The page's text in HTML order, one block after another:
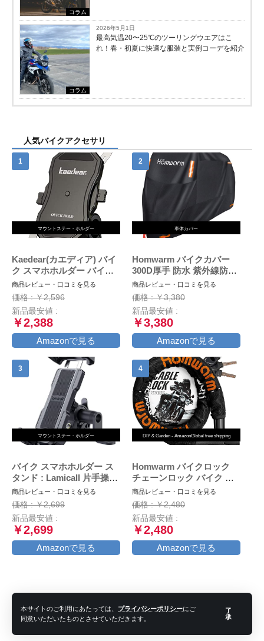
本サイトのご利用にあたっては、 プライバシーポリシーにご
同意いただいたものとさせていただきます。
了
承
コラム
コラム
2026年5月1日
最高気温20〜25℃のツーリングウエアはこ
れ！春・初夏に快適な服装と実例コーデを紹介
人気バイクアクセサリ
マウントステー・ホルダー
Kaedear(カエディア) バイ
ク スマホホルダー バイク
用スマホホルダー 携帯ホル
ダー 振動吸収 マウント 対
応 スマホ スタンド アルミ
製 マウント ハンドル ミラ
ー 原付 オートバイ 自転車
クイックホールド KDR-
M11C (Black)
商品レビュー・口コミを見る
価格 : ￥2,596
新品最安値 :
￥2,388
Amazonで見る
車体カバー
Homwarm バイクカバー
300D厚手 防水 紫外線防止
盗難防止 収納バッグ付き
(XXL, ブラック)
商品レビュー・口コミを見る
価格 : ￥3,380
新品最安値 :
￥3,380
Amazonで見る
マウントステー・ホルダー
バイク スマホホルダー ス
タンド : Lamicall 片手操作
オートバイ ワンタッチ ス
マートフォンホルダー, ミ
ラーマウント付き,バイク用
携帯ホルダー,原付 スマホ
ホルダー, motorcycle
phone mount, 360度回転,
振動吸収, iPhone15 15Plus
商品レビュー・口コミを見る
価格 : ￥2,699
新品最安値 :
￥2,699
Amazonで見る
DIY & Garden - AmazonGlobal free shipping
Homwarm バイクロック
チェーンロック バイク 自
転車 ワイヤーロック φ(直
径)22mm×1200ｍｍ 頑丈
盗難防止 鍵3本セット (ブ
ラック)
商品レビュー・口コミを見る
価格 : ￥2,480
新品最安値 :
￥2,480
Amazonで見る
タグ:おすすめ ツーリング 初日の出